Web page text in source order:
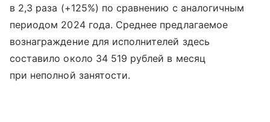
в 2,3 раза (+125%) по сравнению с аналогичным
периодом 2024 года. Среднее предлагаемое
вознаграждение для исполнителей здесь
составило около 34 519 рублей в месяц
при неполной занятости.